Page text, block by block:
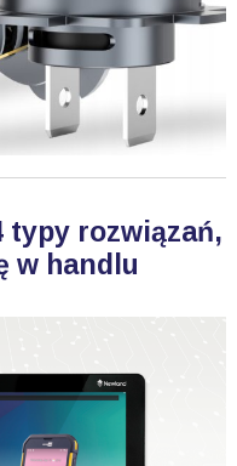
typy rozwiązań,
w handlu